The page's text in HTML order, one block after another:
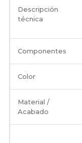
cantidad
Descripción
técnica
Componentes
Color
Material /
Acabado